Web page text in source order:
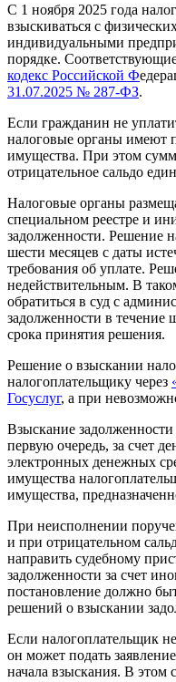
С 1 ноября 2025 года
взыскиваться с
индивидуальными
порядке.
кодекс Российской Ф
31.07.2025 № 287-ФЗ.
Если гражданин не
налоговые органы имеют
имущества. При этом
отрицательное сальдо
Налоговые органы
специальном реестре и
задолженности. Решение
шести месяцев с даты
требования об уплате.
недействительным. В
обратиться в суд с
задолженности в течение
срока принятия решения.
Решение о взыскании
налогоплательщику через
Госуслуг, а при
Взыскание задолженности
первую очередь, за счет
электронных денежных
имущества
имущества,
При неисполнении
и при отрицательном
направить судебному
задолженности за счет
постановление должно
решений о взыскании
Если налогоплательщик
он может подать
начала взыскания. В этом